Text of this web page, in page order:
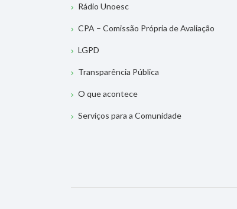
Rádio Unoesc
CPA – Comissão Própria de Avaliação
LGPD
Transparência Pública
O que acontece
Serviços para a Comunidade